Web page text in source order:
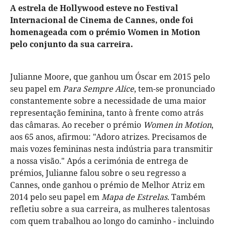
A estrela de Hollywood esteve no Festival
Internacional de Cinema de Cannes, onde foi
homenageada com o prémio Women in Motion
pelo conjunto da sua carreira.
Julianne Moore, que ganhou um Óscar em 2015 pelo
seu papel emPara Sempre Alice, tem-se pronunciado
constantemente sobre a necessidade de uma maior
representação feminina, tanto à frente como atrás
das câmaras. Ao receber o prémio Women in Motion,
aos 65 anos, afirmou: "Adoro atrizes. Precisamos de
mais vozes femininas nesta indústria para transmitir
a nossa visão." Após a cerimónia de entrega de
prémios, Julianne falou sobre o seu regresso a
Cannes, onde ganhou o prémio de Melhor Atriz em
2014 pelo seu papel emMapa de Estrelas.Também
refletiu sobre a sua carreira, as mulheres talentosas
com quem trabalhou ao longo do caminho - incluindo